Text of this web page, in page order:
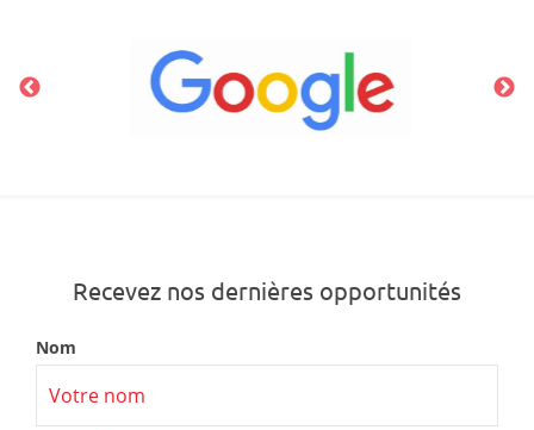
Recevez nos dernières opportunités
Nom